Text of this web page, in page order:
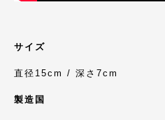
サイズ
直径15cm / 深さ7cm
製造国